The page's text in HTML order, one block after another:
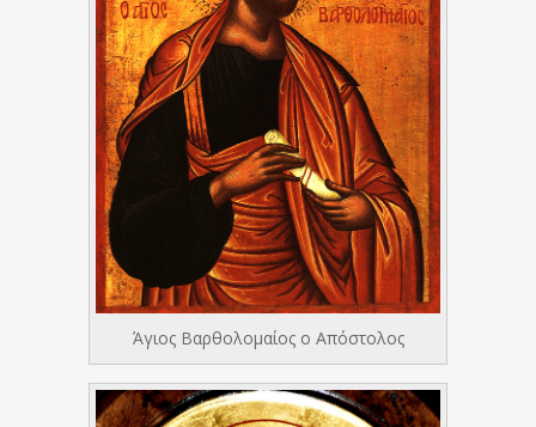
Άγιος Βαρθολομαίος ο Απόστολος